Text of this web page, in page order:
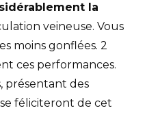
la
veineuse. Vous
moins gonflées. 2
ces performances.
présentant des
féliciteront de cet